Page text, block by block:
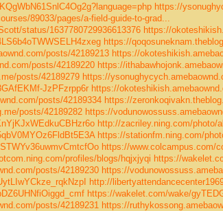
https://
89033/pages/a-field-guide-to-grad...
status/1637780729936613376 https://
https://
posts/42189213 https://
posts/42189220 https://
posts/42189279 https://
JzPFzrpp6r https://
posts/42189334 https://
posts/42189282 https://
http://zacriley.ning.com/photo/
https://stationfm.ning.com/
https://www.colcampus.com/
profiles/blogs/hqjxjyqi https://
posts/42189230 https://
http://
https://wakelet.com/wake/
posts/42189231 https://